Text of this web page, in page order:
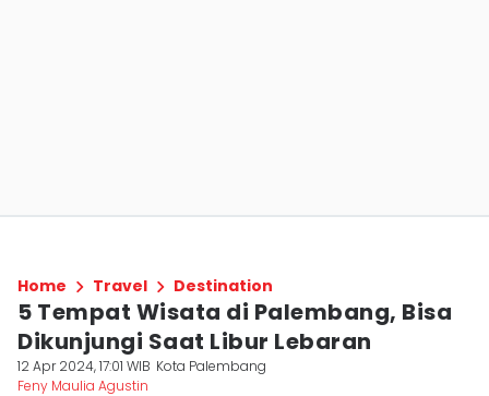
Home Travel Destination
5 Tempat Wisata di Palembang, Bisa
Dikunjungi Saat Libur Lebaran
12 Apr 2024, 17:01 WIB Kota Palembang
Feny Maulia Agustin